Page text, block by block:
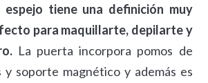
espejo tiene una definición muy
para maquillarte, depilarte y
La puerta incorpora pomos de
y soporte magnético y además es